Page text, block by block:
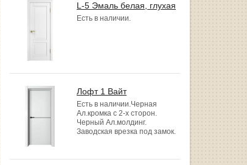
L-5 Эмаль белая, глухая
Есть в наличии.
Лофт 1 Вайт
Есть в наличии.Черная
Ал.кромка с 2-х сторон.
Черный Ал.молдинг.
Заводская врезка под замок.